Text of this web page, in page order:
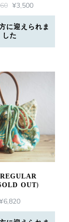
元
の
価
格
は
し
た。
¥3,500現
在
の
格
に迎えられま
した
OUT)
6,820